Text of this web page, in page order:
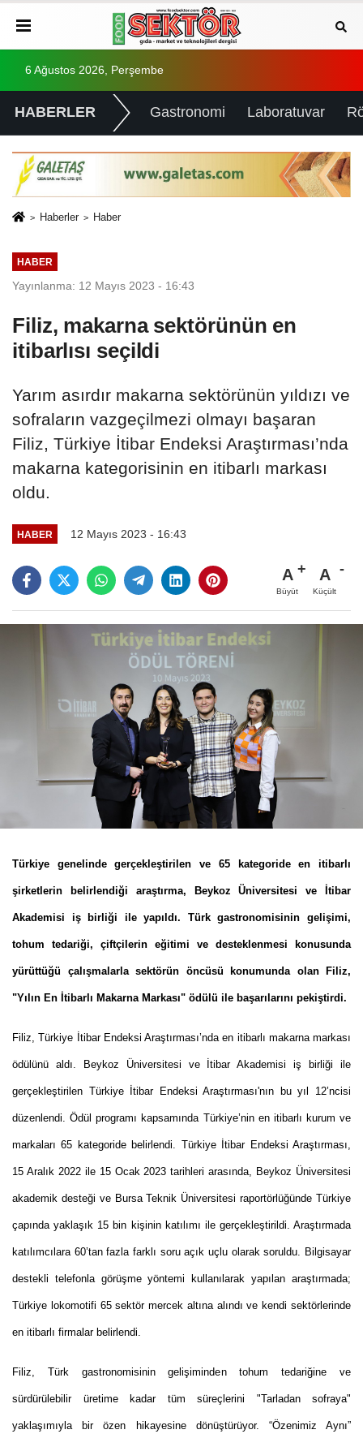
6 Ağustos 2026, Perşembe
HABERLER Gastronomi Laboratuvar
Haberler Haber
HABER
Yayınlanma: 12 Mayıs 2023 - 16:43
Filiz, makarna sektörünün en
itibarlısı seçildi
Yarım asırdır makarna sektörünün yıldızı ve
sofraların vazgeçilmezi olmayı başaran
Filiz, Türkiye İtibar Endeksi Araştırması’nda
makarna kategorisinin en itibarlı markası
oldu.
HABER 12 Mayıs 2023 - 16:43
A
Büyüt
A
Küçült
Türkiye genelinde gerçekleştirilen ve 65 kategoride en itibarlı
şirketlerin belirlendiği araştırma, Beykoz Üniversitesi ve İtibar
Akademisi iş birliği ile yapıldı. Türk gastronomisinin gelişimi,
tohum tedariği, çiftçilerin eğitimi ve desteklenmesi konusunda
yürüttüğü çalışmalarla sektörün öncüsü konumunda olan Filiz,
"Yılın En İtibarlı Makarna Markası" ödülü ile başarılarını pekiştirdi.
Filiz, Türkiye İtibar Endeksi Araştırması’nda en itibarlı makarna markası
ödülünü aldı. Beykoz Üniversitesi ve İtibar Akademisi iş birliği ile
gerçekleştirilen Türkiye İtibar Endeksi Araştırması'nın bu yıl 12’ncisi
düzenlendi. Ödül programı kapsamında Türkiye’nin en itibarlı kurum ve
markaları 65 kategoride belirlendi. Türkiye İtibar Endeksi Araştırması,
15 Aralık 2022 ile 15 Ocak 2023 tarihleri arasında, Beykoz Üniversitesi
akademik desteği ve Bursa Teknik Üniversitesi raportörlüğünde Türkiye
çapında yaklaşık 15 bin kişinin katılımı ile gerçekleştirildi. Araştırmada
katılımcılara 60’tan fazla farklı soru açık uçlu olarak soruldu. Bilgisayar
destekli telefonla görüşme yöntemi kullanılarak yapılan araştırmada;
Türkiye lokomotifi 65 sektör mercek altına alındı ve kendi sektörlerinde
en itibarlı firmalar belirlendi.
Filiz, Türk gastronomisinin gelişiminden tohum tedariğine ve
sürdürülebilir üretime kadar tüm süreçlerini "Tarladan sofraya"
yaklaşımıyla bir özen hikayesine dönüştürüyor. “Özenimiz Aynı”